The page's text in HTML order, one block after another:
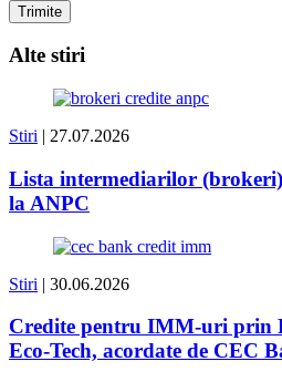
Alte stiri
Stiri | 27.07.2026
Lista intermediarilor
la ANPC
Stiri | 30.06.2026
Credite pentru IMM-uri prin
Eco-Tech, acordate de CEC